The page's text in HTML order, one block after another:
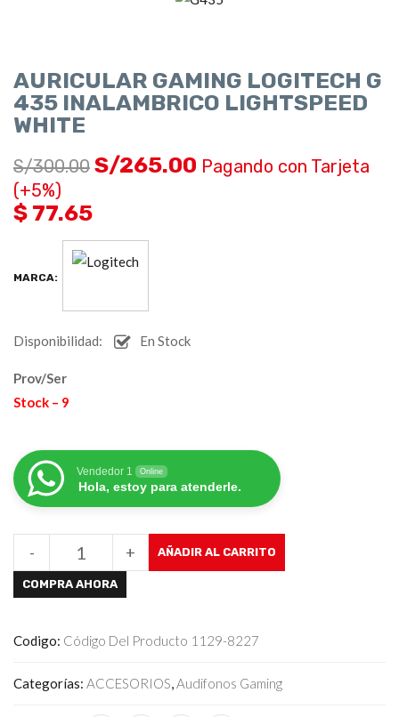
AURICULAR GAMING LOGITECH G
435 INALAMBRICO LIGHTSPEED
WHITE
S/300.00 S/265.00 Pagando con Tarjeta
(+5%)
$ 77.65
MARCA:
Disponibilidad: En Stock
Prov/Ser
Stock – 9
Vendedor 1 Online
Hola, estoy para atenderle.
+
- AÑADIR AL CARRITO
COMPRA AHORA
Codigo: Código Del Producto 1129-8227
Categorías: ACCESORIOS,Audifonos Gaming